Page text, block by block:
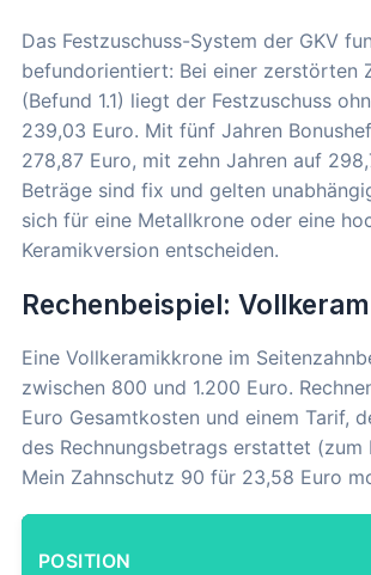
Das Festzuschuss-System der GKV
befundorientiert: Bei einer zerstörten
(Befund 1.1) liegt der Festzuschuss
239,03 Euro. Mit fünf Jahren
278,87 Euro, mit zehn Jahren auf
Beträge sind fix und gelten
sich für eine Metallkrone oder eine
Keramikversion entscheiden.
Rechenbeispiel:
Eine Vollkeramikkrone im
zwischen 800 und 1.200 Euro.
Euro Gesamtkosten und einem Tarif,
des Rechnungsbetrags erstattet (zum
Mein Zahnschutz 90 für 23,58 Euro
POSITION